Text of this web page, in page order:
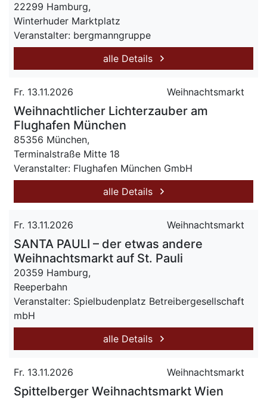
22299 Hamburg,
Winterhuder Marktplatz
Veranstalter: bergmanngruppe
alle Details
Fr. 13.11.2026 Weihnachtsmarkt
Weihnachtlicher Lichterzauber am
Flughafen München
85356 München,
Terminalstraße Mitte 18
Veranstalter: Flughafen München GmbH
alle Details
Fr. 13.11.2026 Weihnachtsmarkt
SANTA PAULI – der etwas andere
Weihnachtsmarkt auf St. Pauli
20359 Hamburg,
Reeperbahn
Veranstalter: Spielbudenplatz Betreibergesellschaft
mbH
alle Details
Fr. 13.11.2026 Weihnachtsmarkt
Spittelberger Weihnachtsmarkt Wien